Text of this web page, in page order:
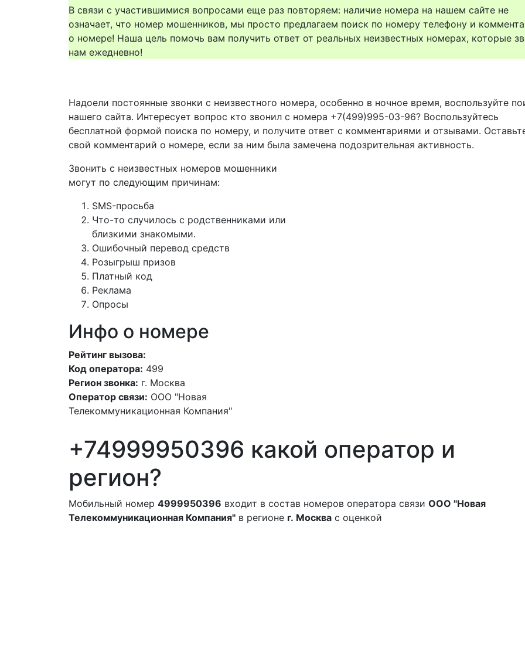
В связи с участившимися вопросами еще раз повторяем: наличие номера на нашем сайте не
означает, что номер мошенников, мы просто предлагаем поиск по номеру телефону и
о номере! Наша цель помочь вам получить ответ от реальных неизвестных номерах, которые
нам ежедневно!
Надоели постоянные звонки с неизвестного номера, особенно в ночное время, воспользуйте
нашего сайта. Интересует вопрос кто звонил с номера +7(499)995-03-96? Воспользуйтесь
бесплатной формой поиска по номеру, и получите ответ с комментариями и отзывами.
свой комментарий о номере, если за ним была замечена подозрительная активность.
Звонить с неизвестных номеров мошенники
могут по следующим причинам:
SMS-просьба
Что-то случилось с родственниками или
близкими знакомыми.
Ошибочный перевод средств
Розыгрыш призов
Платный код
Реклама
Опросы
Инфо о номере
Рейтинг вызова:
Код оператора: 499
Регион звонка: г. Москва
Оператор связи: ООО "Новая
Телекоммуникационная Компания"
+74999950396 какой оператор и
регион?
Мобильный номер 4999950396 входит в состав номеров оператора связи ООО "Новая
Телекоммуникационная Компания" в регионе г. Москва с оценкой